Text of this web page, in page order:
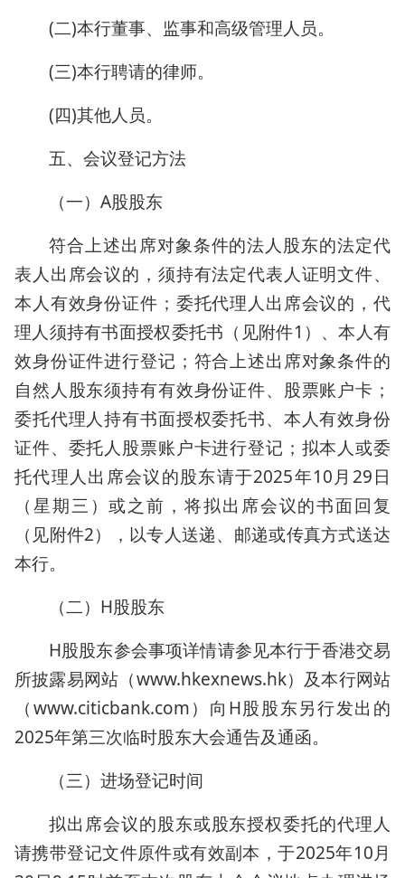
(二)本行董事、监事和高级管理人员。
(三)本行聘请的律师。
(四)其他人员。
五、会议登记方法
（一）A股股东
符合上述出席对象条件的法人股东的法定代
表人出席会议的，须持有法定代表人证明文件、
本人有效身份证件；委托代理人出席会议的，代
理人须持有书面授权委托书（见附件1）、本人有
效身份证件进行登记；符合上述出席对象条件的
自然人股东须持有有效身份证件、股票账户卡；
委托代理人持有书面授权委托书、本人有效身份
证件、委托人股票账户卡进行登记；拟本人或委
托代理人出席会议的股东请于2025年10月29日
（星期三）或之前，将拟出席会议的书面回复
（见附件2），以专人送递、邮递或传真方式送达
本行。
（二）H股股东
H股股东参会事项详情请参见本行于香港交易
所披露易网站（www.hkexnews.hk）及本行网站
（www.citicbank.com）向H股股东另行发出的
2025年第三次临时股东大会通告及通函。
（三）进场登记时间
拟出席会议的股东或股东授权委托的代理人
请携带登记文件原件或有效副本，于2025年10月